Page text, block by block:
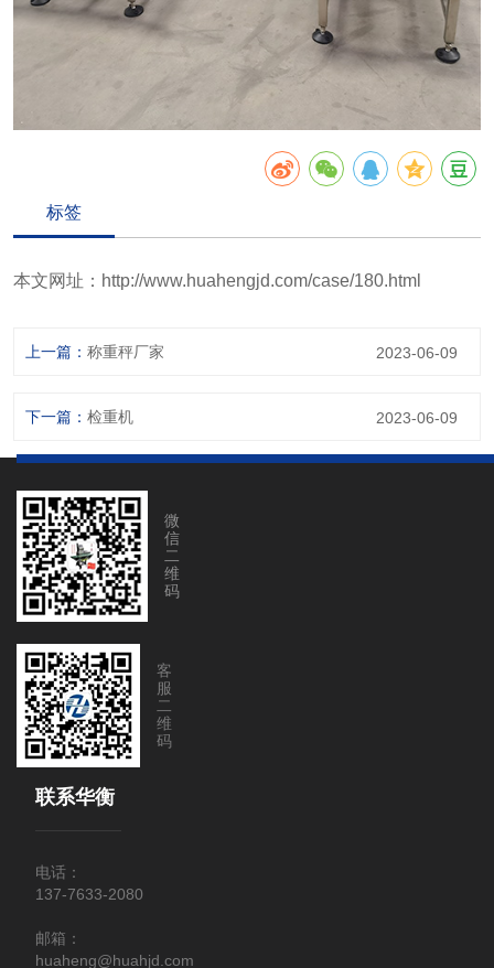
标签
本文网址： http://www.huahengjd.com/case/180.html
上一篇： 称重秤厂家 2023-06-09
下一篇： 检重机 2023-06-09
微
信
二
维
码
客
服
二
维
码
联系华衡
电话：
137-7633-2080
邮箱：
huaheng@huahjd.com